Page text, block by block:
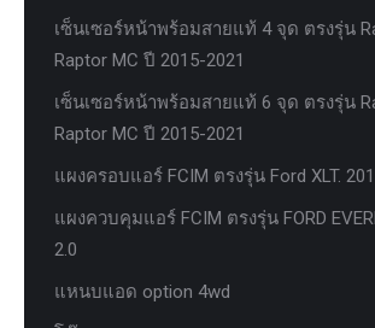
เซ็นเซอร์หน้าพร้อมสายแท้ 4 จุด ตรงรุ่น
Raptor MC ปี 2015-2021
เซ็นเซอร์หน้าพร้อมสายแท้ 6 จุด ตรงรุ่น
Raptor MC ปี 2015-2021
แผงครอบแอร์ FCIM ตรงรุ่น Ford XLT.
แผงควบคุมแอร์ FCIM ตรงรุ่น FORD
2.0
แหนบแอด option 4wd